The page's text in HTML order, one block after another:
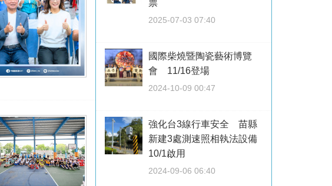
票
2025-07-03 07:40
國際柴燒暨陶瓷藝術博覽
會 11/16登場
2024-10-09 00:47
強化台3線行車安全 苗縣
新建3處測速照相執法設備
10/1啟用
2024-09-06 06:40